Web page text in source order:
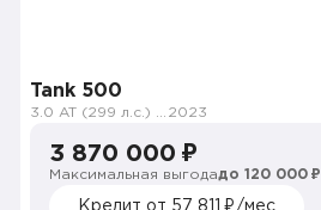
Tank 500
2023
3 870 000 ₽
Максимальная выгодадо 120 000 ₽
Кредит от 57 811 ₽/мес